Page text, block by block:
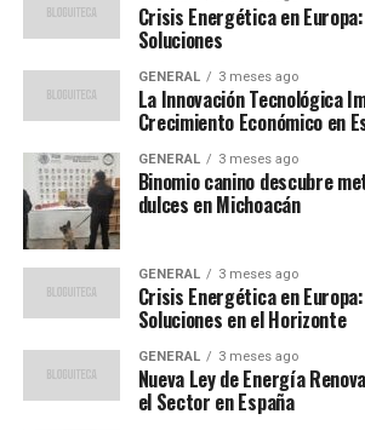
El éxito de estas empresas no solo
capital, sino también talento. “América
de potencial sin explotar. La
de sus emprendedores son
Laura Gómez, analista de tecnología
Impacto Económico y
La innovación tecnológica no solo está
crecimiento económico, sino que
un impacto social significativo. Las
están mejorando el acceso a servicios
educación y la salud. En áreas
plataformas de telemedicina están
Crisis Energética en
Soluciones
GENERAL 3 meses ago
La Innovación Tecnológica
Crecimiento Económico en
GENERAL 3 meses ago
Binomio canino descubre
dulces en Michoacán
GENERAL 3 meses ago
Crisis Energética en
Soluciones en el Horizonte
GENERAL 3 meses ago
Nueva Ley de Energía
el Sector en España